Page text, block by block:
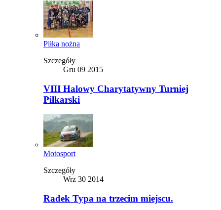
Piłka nożna
Szczegóły
Gru 09 2015
VIII Halowy Charytatywny Turniej
Piłkarski
Motosport
Szczegóły
Wrz 30 2014
Radek Typa na trzecim miejscu.